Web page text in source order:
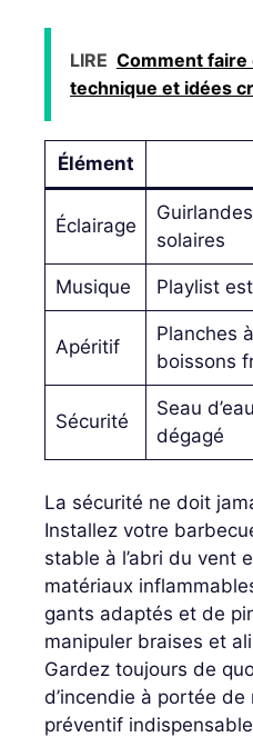
LIRE Comment faire
technique et idées
Élément
Éclairage
solaires
Musique Playlist
Apéritif
Planches
boissons
Sécurité
Seau
dégagé
La sécurité ne doit
Installez votre
stable à l’abri du vent
matériaux
gants adaptés et de
manipuler braises et
Gardez toujours de
d’incendie à portée de
préventif